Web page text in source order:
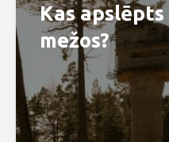
Kas apslēpts
mežos?